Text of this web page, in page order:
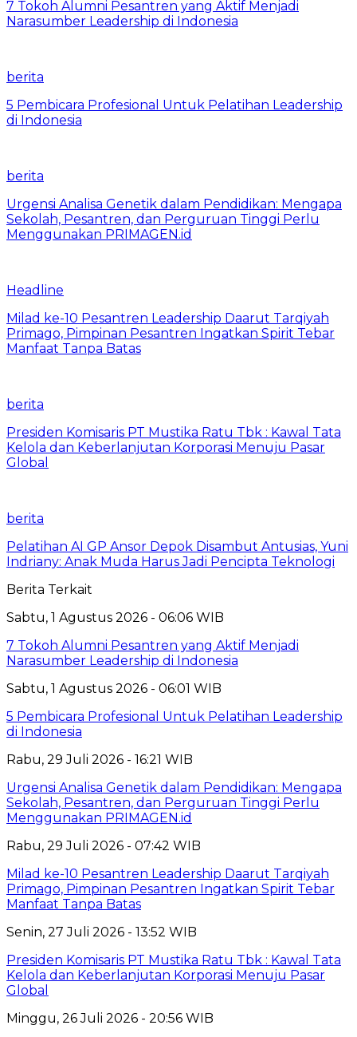
7 Tokoh Alumni Pesantren yang Aktif Menjadi
Narasumber Leadership di Indonesia
berita
5 Pembicara Profesional Untuk Pelatihan Leadership
di Indonesia
berita
Urgensi Analisa Genetik dalam Pendidikan: Mengapa
Sekolah, Pesantren, dan Perguruan Tinggi Perlu
Menggunakan PRIMAGEN.id
Headline
Milad ke-10 Pesantren Leadership Daarut Tarqiyah
Primago, Pimpinan Pesantren Ingatkan Spirit Tebar
Manfaat Tanpa Batas
berita
Presiden Komisaris PT Mustika Ratu Tbk : Kawal Tata
Kelola dan Keberlanjutan Korporasi Menuju Pasar
Global
berita
Pelatihan AI GP Ansor Depok Disambut Antusias, Yuni
Indriany: Anak Muda Harus Jadi Pencipta Teknologi
Berita Terkait
Sabtu, 1 Agustus 2026 - 06:06 WIB
7 Tokoh Alumni Pesantren yang Aktif Menjadi
Narasumber Leadership di Indonesia
Sabtu, 1 Agustus 2026 - 06:01 WIB
5 Pembicara Profesional Untuk Pelatihan Leadership
di Indonesia
Rabu, 29 Juli 2026 - 16:21 WIB
Urgensi Analisa Genetik dalam Pendidikan: Mengapa
Sekolah, Pesantren, dan Perguruan Tinggi Perlu
Menggunakan PRIMAGEN.id
Rabu, 29 Juli 2026 - 07:42 WIB
Milad ke-10 Pesantren Leadership Daarut Tarqiyah
Primago, Pimpinan Pesantren Ingatkan Spirit Tebar
Manfaat Tanpa Batas
Senin, 27 Juli 2026 - 13:52 WIB
Presiden Komisaris PT Mustika Ratu Tbk : Kawal Tata
Kelola dan Keberlanjutan Korporasi Menuju Pasar
Global
Minggu, 26 Juli 2026 - 20:56 WIB